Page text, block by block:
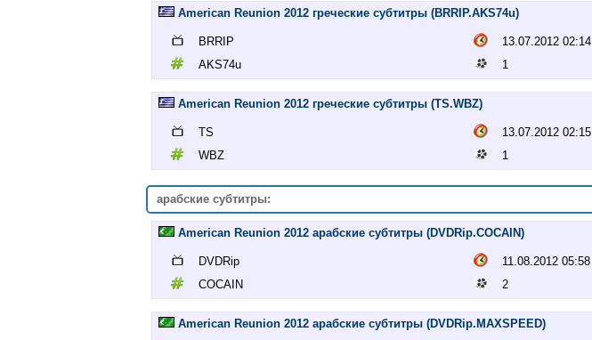
American Reunion 2012 греческие субтитры (BRRIP.AKS74u)
BRRIP 13.07.2012 02:14
AKS74u
1
American Reunion 2012 греческие субтитры (TS.WBZ)
TS 13.07.2012 02:15
WBZ
1
арабские субтитры:
American Reunion 2012 арабские субтитры (DVDRip.COCAIN)
DVDRip 11.08.2012 05:58
COCAIN
2
American Reunion 2012 арабские субтитры (DVDRip.MAXSPEED)